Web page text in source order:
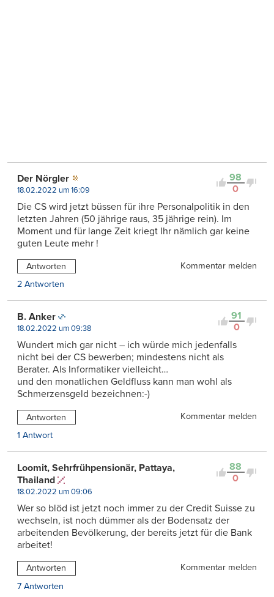
98
0
Der Nörgler
18.02.2022 um 16:09
Die CS wird jetzt büssen für ihre Personalpolitik in den
letzten Jahren (50 jährige raus, 35 jährige rein). Im
Moment und für lange Zeit kriegt Ihr nämlich gar keine
guten Leute mehr !
Antworten
Kommentar melden
2 Antworten
91
0
B. Anker
18.02.2022 um 09:38
Wundert mich gar nicht – ich würde mich jedenfalls
nicht bei der CS bewerben; mindestens nicht als
Berater. Als Informatiker vielleicht…
und den monatlichen Geldfluss kann man wohl als
Schmerzensgeld bezeichnen:-)
Antworten
Kommentar melden
1 Antwort
88
0
Loomit, Sehrfrühpensionär, Pattaya,
Thailand
18.02.2022 um 09:06
Wer so blöd ist jetzt noch immer zu der Credit Suisse zu
wechseln, ist noch dümmer als der Bodensatz der
arbeitenden Bevölkerung, der bereits jetzt für die Bank
arbeitet!
Antworten
Kommentar melden
7 Antworten